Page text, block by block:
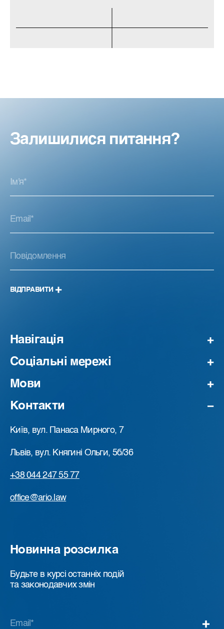
Залишилися питання?
ВІДПРАВИТИ
Навігація
Соціальні мережі
Мови
Контакти
Київ, вул. Панаса Мирного, 7
Львів, вул. Княгині Ольги, 5б/36
+38 044 247 55 77
office@ario.law
Новинна розсилка
Будьте в курсі останніх подій
та законодавчих змін